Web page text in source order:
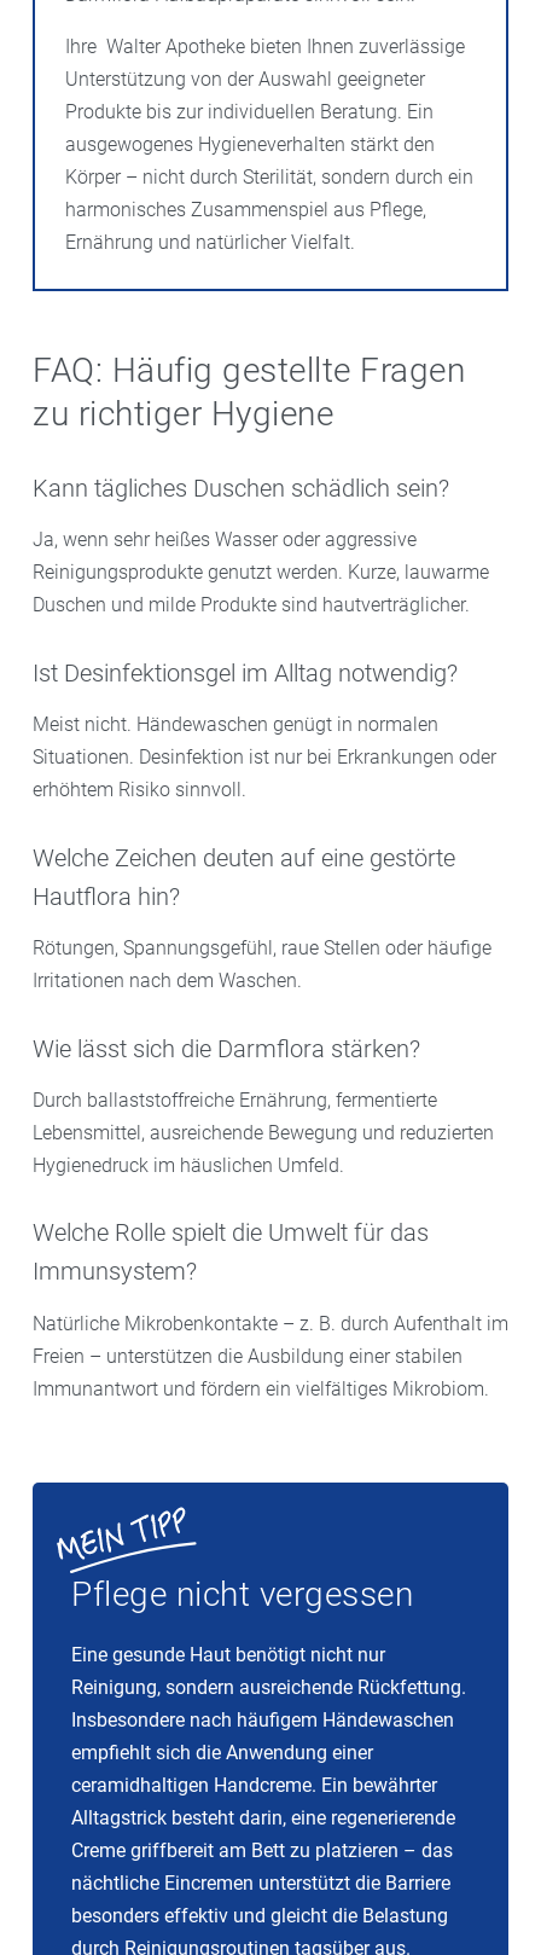
Ihre Walter Apotheke bieten Ihnen zuverlässige
Unterstützung von der Auswahl geeigneter
Produkte bis zur individuellen Beratung. Ein
ausgewogenes Hygieneverhalten stärkt den
Körper – nicht durch Sterilität, sondern durch ein
harmonisches Zusammenspiel aus Pflege,
Ernährung und natürlicher Vielfalt.
FAQ: Häufig gestellte Fragen
zu richtiger Hygiene
Kann tägliches Duschen schädlich sein?
Ja, wenn sehr heißes Wasser oder aggressive
Reinigungsprodukte genutzt werden. Kurze, lauwarme
Duschen und milde Produkte sind hautverträglicher.
Ist Desinfektionsgel im Alltag notwendig?
Meist nicht. Händewaschen genügt in normalen
Situationen. Desinfektion ist nur bei Erkrankungen oder
erhöhtem Risiko sinnvoll.
Welche Zeichen deuten auf eine gestörte
Hautflora hin?
Rötungen, Spannungsgefühl, raue Stellen oder häufige
Irritationen nach dem Waschen.
Wie lässt sich die Darmflora stärken?
Durch ballaststoffreiche Ernährung, fermentierte
Lebensmittel, ausreichende Bewegung und reduzierten
Hygienedruck im häuslichen Umfeld.
Welche Rolle spielt die Umwelt für das
Immunsystem?
Natürliche Mikrobenkontakte – z. B. durch Aufenthalt im
Freien – unterstützen die Ausbildung einer stabilen
Immunantwort und fördern ein vielfältiges Mikrobiom.
Pflege nicht vergessen
Eine gesunde Haut benötigt nicht nur
Reinigung, sondern ausreichende Rückfettung.
Insbesondere nach häufigem Händewaschen
empfiehlt sich die Anwendung einer
ceramidhaltigen Handcreme. Ein bewährter
Alltagstrick besteht darin, eine regenerierende
Creme griffbereit am Bett zu platzieren – das
nächtliche Eincremen unterstützt die Barriere
besonders effektiv und gleicht die Belastung
durch Reinigungsroutinen tagsüber aus.